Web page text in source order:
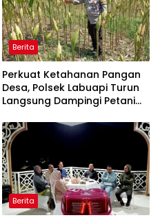
Berita
Perkuat Ketahanan Pangan
Desa, Polsek Labuapi Turun
Langsung Dampingi Petani
Berita